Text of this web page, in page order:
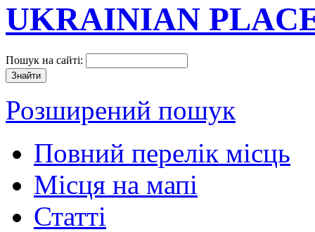
UKRAINIAN
Пошук на сайті:
Розширений пошук
Повний перелік місць
Місця на мапі
Статті